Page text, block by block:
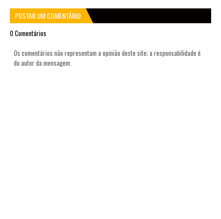
POSTAR UM COMENTÁRIO
0 Comentários
Os comentários não representam a opinião deste site; a responsabilidade é
do autor da mensagem.